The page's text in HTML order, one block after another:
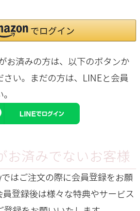
お済みの方は、以下のボタンか
い。まだの方は、
LINEと会員
お済みでないお客様
はご注文の際に会員登録をお願
員登録後は様々な特典やサービス